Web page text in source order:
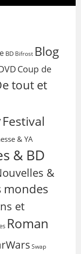
BD Bifrost Blog
Coup de
tout et
Festival
& YA
& BD
&
mondes
et
Roman
Swap